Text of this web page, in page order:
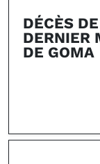
DÉCÈS
DERNIER
DE GOMA